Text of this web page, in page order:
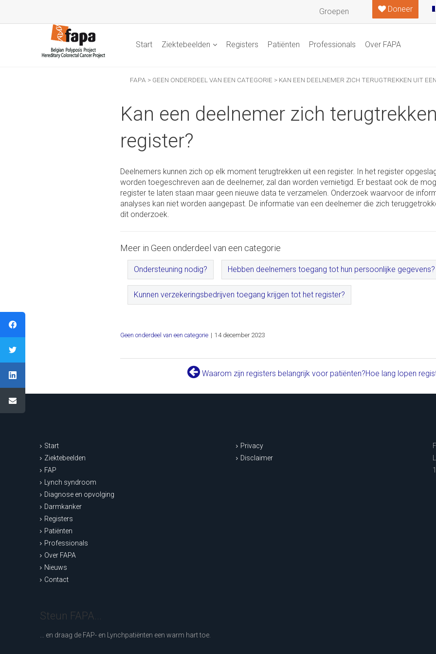
Groepen Doneer
Start Ziektebeelden Registers Patiënten Professionals Over FAPA
FAPA > GEEN ONDERDEEL VAN EEN CATEGORIE > KAN EEN DEELNEMER ZICH TERUGTREKKEN UIT
Kan een deelnemer zich
register?
Deelnemers kunnen zich op elk moment terugtrekken uit een register. In het register
worden toegeschreven aan de deelnemer, zal dan worden vernietigd. Er bestaat ook de
register te laten staan maar geen nieuwe data te verzamelen. Onderzoek waarvoor de
analyses kan niet worden aangepast. De informatie van een deelnemer die zich
dit onderzoek.
Meer in Geen onderdeel van een categorie
Ondersteuning nodig? Hebben deelnemers toegang tot hun persoonlijke gegevens?
Kunnen verzekeringsbedrijven toegang krijgen tot het register?
Geen onderdeel van een categorie | 14 december 2023
Waarom zijn registers belangrijk voor patiënten?Hoe lang lopen
Start
Ziektebeelden
FAP
Lynch syndroom
Diagnose en opvolging
Darmkanker
Registers
Patiënten
Professionals
Over FAPA
Nieuws
Contact
Steun FAPA...
... en draag de FAP- en Lynchpatiënten een warm hart toe.
Privacy
Disclaimer